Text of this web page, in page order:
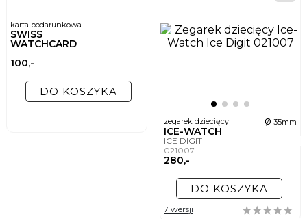
karta podarunkowa
SWISS
WATCHCARD
100,-
DO KOSZYKA
zegarek dziecięcy ø 35mm
ICE-WATCH
ICE DIGIT
021007
280,-
DO KOSZYKA
7 wersji